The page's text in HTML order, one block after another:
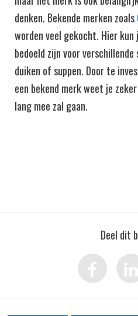
denken. Bekende merken zoals
worden veel gekocht. Hier
bedoeld zijn voor
duiken of suppen. Door te
een bekend merk weet je
lang mee zal gaan.
Deel dit